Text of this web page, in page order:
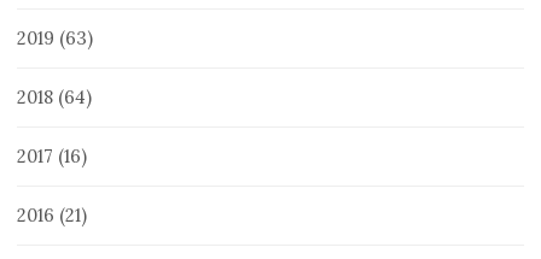
2019 (63)
2018 (64)
2017 (16)
2016 (21)